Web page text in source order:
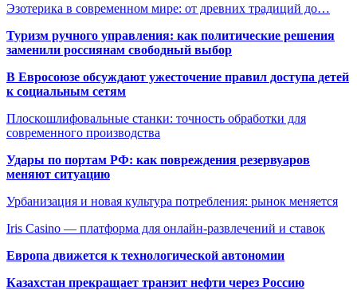
Эзотерика в современном мире: от древних традиций до…
Туризм ручного управления: как политические решения
заменили россиянам свободный выбор
В Евросоюзе обсуждают ужесточение правил доступа детей
к социальным сетям
Плоскошлифовальные станки: точность обработки для
современного производства
Удары по портам РФ: как повреждения резервуаров
меняют ситуацию
Урбанизация и новая культура потребления: рынок меняется
Iris Casino — платформа для онлайн-развлечений и ставок
Европа движется к технологической автономии
Казахстан прекращает транзит нефти через Россию